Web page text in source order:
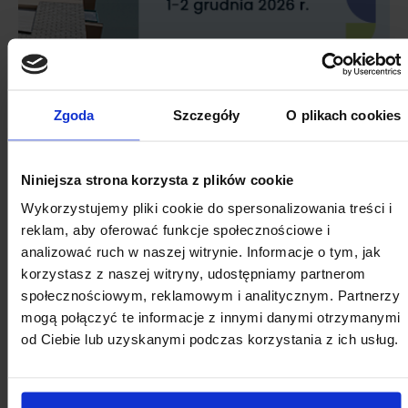
Zgoda Szczegóły O plikach cookies
Niniejsza strona korzysta z plików cookie
Wykorzystujemy pliki cookie do spersonalizowania treści i
reklam, aby oferować funkcje społecznościowe i
analizować ruch w naszej witrynie. Informacje o tym, jak
korzystasz z naszej witryny, udostępniamy partnerom
społecznościowym, reklamowym i analitycznym. Partnerzy
mogą połączyć te informacje z innymi danymi otrzymanymi
od Ciebie lub uzyskanymi podczas korzystania z ich usług.